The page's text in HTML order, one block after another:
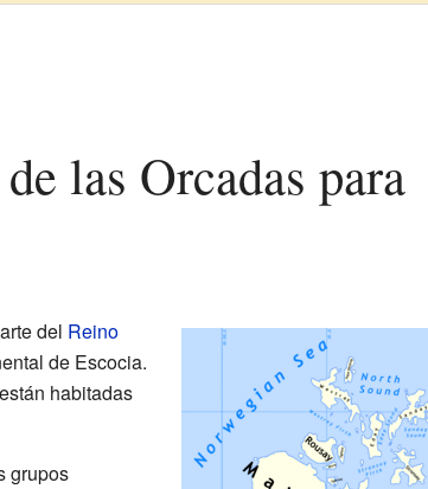
del Reino
de Escocia.
habitadas
grupos